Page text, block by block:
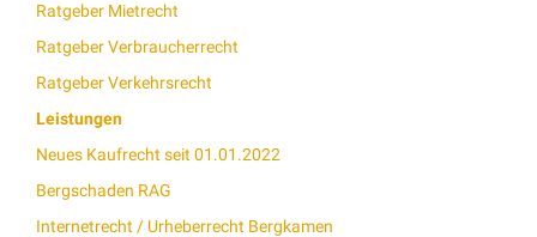
Ratgeber Mietrecht
Ratgeber Verbraucherrecht
Ratgeber Verkehrsrecht
Leistungen
Neues Kaufrecht seit 01.01.2022
Bergschaden RAG
Internetrecht / Urheberrecht Bergkamen